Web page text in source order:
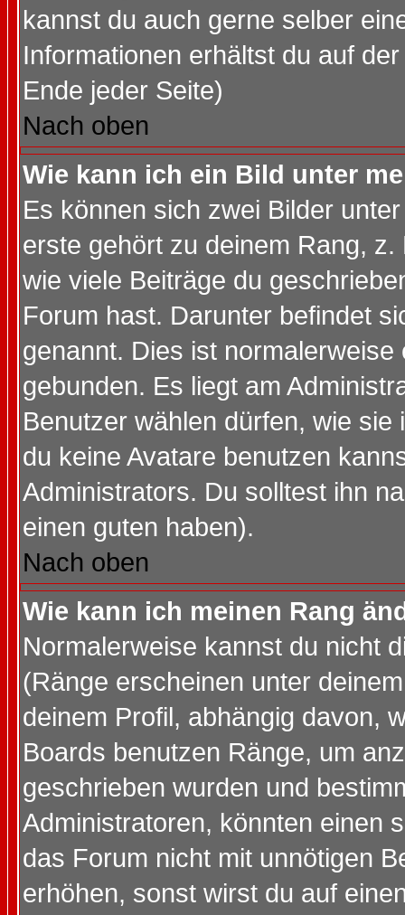
kannst du auch gerne selber
Informationen erhältst du auf
Ende jeder Seite)
Nach oben
Wie kann ich ein Bild unter
Es können sich zwei Bilder
erste gehört zu deinem Rang,
wie viele Beiträge du
Forum hast. Darunter befindet
genannt. Dies ist
gebunden. Es liegt am
Benutzer wählen dürfen, wie
du keine Avatare benutzen
Administrators. Du solltest ihn
einen guten haben).
Nach oben
Wie kann ich meinen Rang
Normalerweise kannst du nicht
(Ränge erscheinen unter
deinem Profil, abhängig davon,
Boards benutzen Ränge, um
geschrieben wurden und
Administratoren, könnten einen
das Forum nicht mit unnötigen
erhöhen, sonst wirst du auf